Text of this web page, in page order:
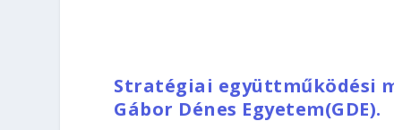
Stratégiai együttműködési
Gábor Dénes Egyetem(GDE).